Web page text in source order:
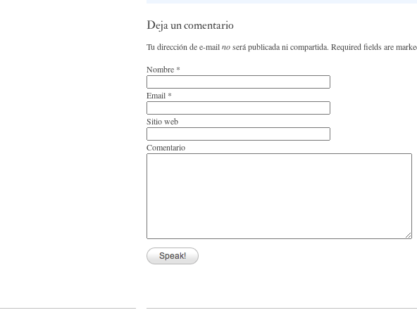
Deja un comentario
Tu dirección de e-mailnoserá publicada ni compartida. Required fields are
Nombre *
Email *
Sitio web
Comentario